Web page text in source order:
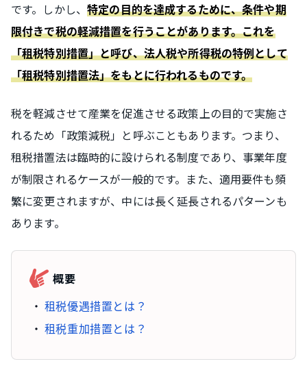
です。しかし、特定の目的を達成するために、条件や期
限付きで税の軽減措置を行うことがあります。これを
「租税特別措置」と呼び、法人税や所得税の特例として
「租税特別措置法」をもとに行われるものです。
税を軽減させて産業を促進させる政策上の目的で実施さ
れるため「政策減税」と呼ぶこともあります。つまり、
租税措置法は臨時的に設けられる制度であり、事業年度
が制限されるケースが一般的です。また、適用要件も頻
繁に変更されますが、中には長く延長されるパターンも
あります。
概要
租税優遇措置とは？
租税重加措置とは？